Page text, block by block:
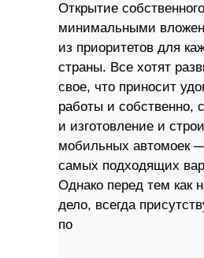
Открытие
минимальными
из приоритетов для
страны. Все хотят
свое, что приносит
работы и собственно,
и изготовление и
мобильных автомоек
самых подходящих
Однако перед тем как
дело, всегда
по